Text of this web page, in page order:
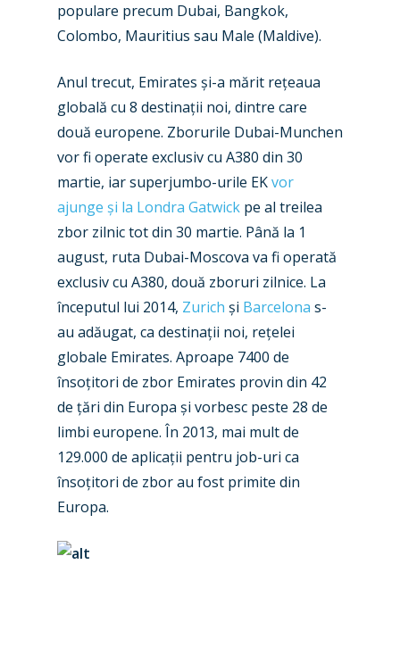
populare precum Dubai, Bangkok,
Colombo, Mauritius sau Male (Maldive).
Anul trecut, Emirates și-a mărit rețeaua
globală cu 8 destinații noi, dintre care
două europene. Zborurile Dubai-Munchen
vor fi operate exclusiv cu A380 din 30
martie, iar superjumbo-urile EKvor
ajunge și la Londra Gatwick pe al treilea
zbor zilnic tot din 30 martie. Până la 1
august, ruta Dubai-Moscova va fi operată
exclusiv cu A380, două zboruri zilnice. La
începutul lui 2014, Zurich și Barcelona s-
au adăugat, ca destinații noi, rețelei
globale Emirates. Aproape 7400 de
însoțitori de zbor Emirates provin din 42
de țări din Europa și vorbesc peste 28 de
limbi europene. În 2013, mai mult de
129.000 de aplicații pentru job-uri ca
însoțitori de zbor au fost primite din
Europa.
Industry
Accidents / Incidents
Airshows
Dubai 2025
Paris 2025
Farnborough 2024
Paris 2023
Farnborough 2022
Dubai 2019
Paris 2019
Business Jets
Military
Trip Reports
Marketplace
Jobs
Contact